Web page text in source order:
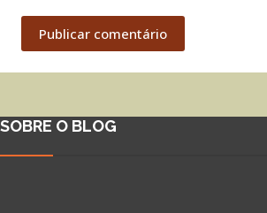
Publicar comentário
SOBRE O BLOG